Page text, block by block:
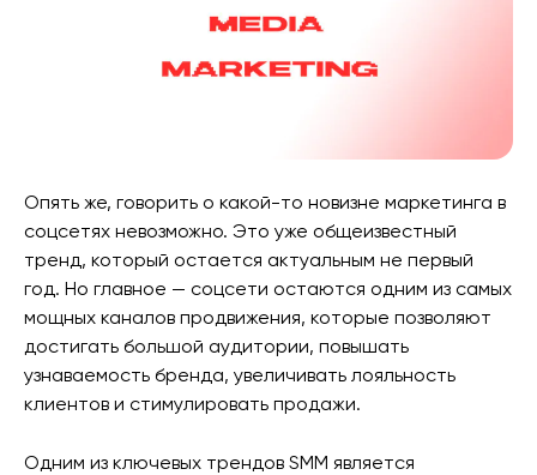
Опять же, говорить о какой-то новизне маркетинга в
соцсетях невозможно. Это уже общеизвестный
тренд, который остается актуальным не первый
год. Но главное — соцсети остаются одним из самых
мощных каналов продвижения, которые позволяют
достигать большой аудитории, повышать
узнаваемость бренда, увеличивать лояльность
клиентов и стимулировать продажи.
Одним из ключевых трендов SMM является